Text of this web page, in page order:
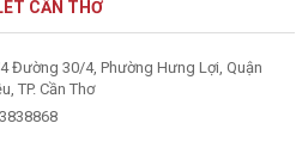
CẦN THƠ
Đường 30/4, Phường Hưng Lợi, Quận
TP. Cần Thơ